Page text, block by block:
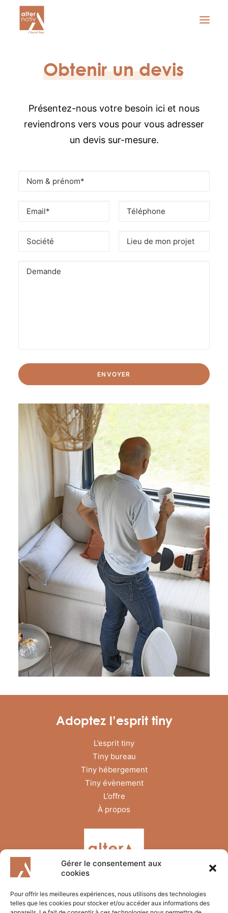
Gérer le consentement aux
cookies
Pour offrir les meilleures expériences, nous utilisons des technologies
telles que les cookies pour stocker et/ou accéder aux informations des
CONCEPT
L’ESPRIT TINY
À PROPOS
GALERIE
Obtenir un devis
Obtenir un devis
Présentez-nous votre besoin ici et nous
reviendrons vers vous pour vous adresser
un devis sur-mesure.
Adoptez l’esprit tiny
L’esprit tiny
Tiny bureau
Tiny hébergement
Tiny évènement
L’offre
À propos